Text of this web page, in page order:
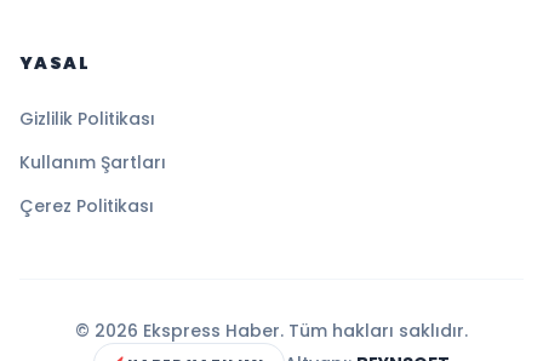
YASAL
Gizlilik Politikası
Kullanım Şartları
Çerez Politikası
© 2026 Ekspress Haber. Tüm hakları saklıdır.